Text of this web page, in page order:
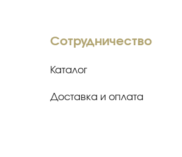
Сотрудничество
Каталог
Доставка и оплата